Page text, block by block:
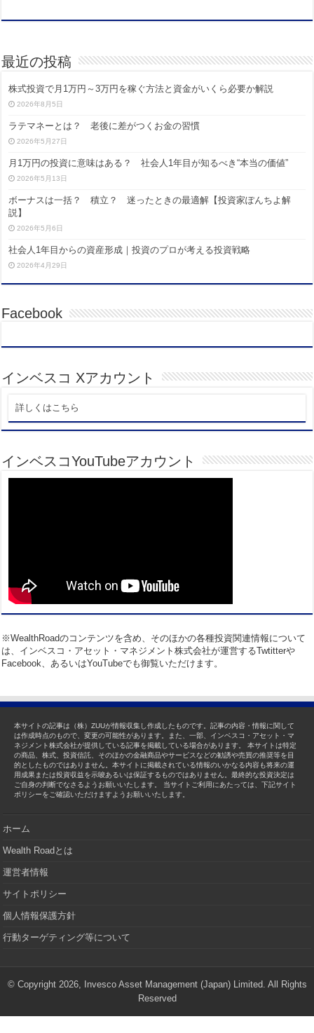
最近の投稿
株式投資で月1万円～3万円を稼ぐ方法と資金がいくら必要か解説
2026年8月5日
ラテマネーとは？ 老後に差がつくお金の習慣
2026年5月27日
月1万円の投資に意味はある？ 社会人1年目が知るべき“本当の価値”
2026年5月13日
ボーナスは一括？ 積立？ 迷ったときの最適解【投資家ぽんちよ解
説】
2026年5月6日
社会人1年目からの資産形成｜投資のプロが考える投資戦略
2026年4月29日
Facebook
インベスコ Xアカウント
詳しくはこちら
インベスコYouTubeアカウント
※WealthRoadのコンテンツを含め、そのほかの各種投資関連情報について
は、インベスコ・アセット・マネジメント株式会社が運営するTwtitterや
Facebook、あるいはYouTubeでも御覧いただけます。
本サイトの記事は（株）ZUUが情報収集し作成したものです。記事の内容・情報に関して
は作成時点のもので、変更の可能性があります。また、一部、インベスコ・アセット・マ
ネジメント株式会社が提供している記事を掲載している場合があります。 本サイトは特定
の商品、株式、投資信託、そのほかの金融商品やサービスなどの勧誘や売買の推奨等を目
的としたものではありません。本サイトに掲載されている情報のいかなる内容も将来の運
用成果または投資収益を示唆あるいは保証するものではありません。最終的な投資決定は
ご自身の判断でなさるようお願いいたします。 当サイトご利用にあたっては、下記サイト
ポリシーをご確認いただけますようお願いいたします。
ホーム
Wealth Roadとは
運営者情報
サイトポリシー
個人情報保護方針
行動ターゲティング等について
© Copyright 2026, Invesco Asset Management (Japan) Limited. All Rights
Reserved